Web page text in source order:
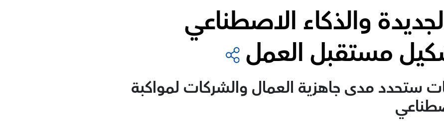
والذكاء الاصطناعي
مستقبل العمل
ستحدد مدى جاهزية العمال والشركات لمواكبة